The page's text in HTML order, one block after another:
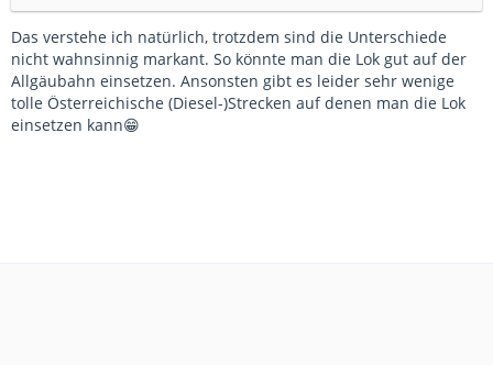
Das verstehe ich natürlich, trotzdem sind die Unterschiede
nicht wahnsinnig markant. So könnte man die Lok gut auf der
Allgäubahn einsetzen. Ansonsten gibt es leider sehr wenige
tolle Österreichische (Diesel-)Strecken auf denen man die Lok
einsetzen kann😁